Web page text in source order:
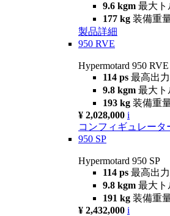
9.6 kgm 最大ト
177 kg 装備重
製品詳細
950 RVE
Hypermotard 950 RVE
114 ps 最高出力
9.8 kgm 最大ト
193 kg 装備重
¥ 2,028,000 i
コンフィギュレータ
950 SP
Hypermotard 950 SP
114 ps 最高出力
9.8 kgm 最大ト
191 kg 装備重
¥ 2,432,000 i